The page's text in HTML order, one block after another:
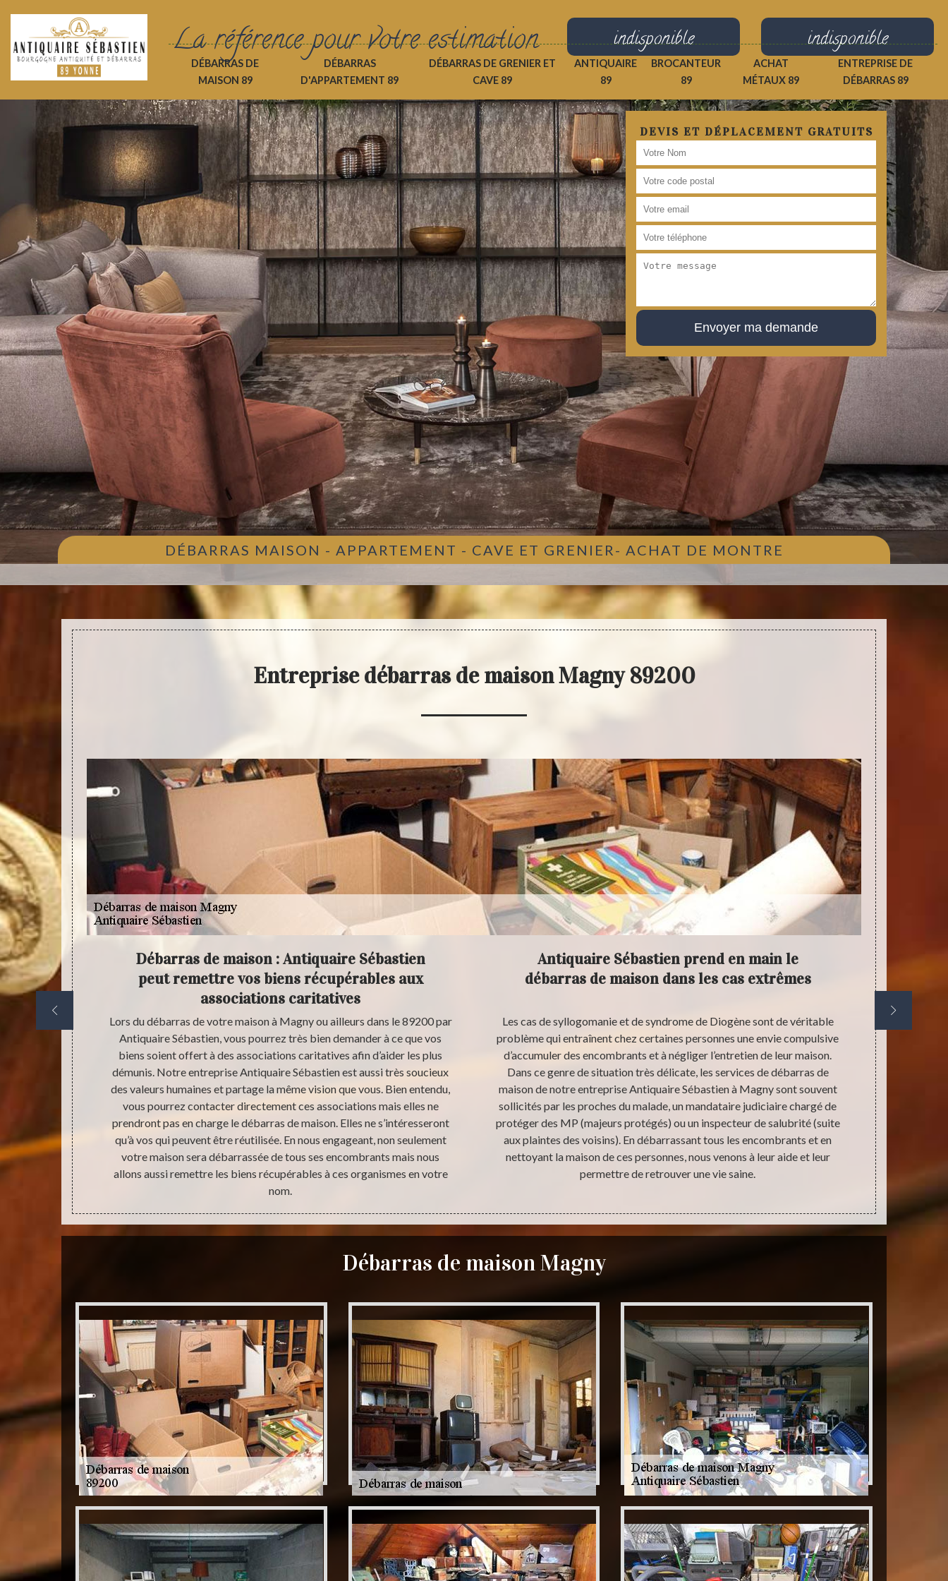
La référence pour votre estimation indisponible indisponible
DÉBARRAS DE
MAISON 89
DÉBARRAS
D'APPARTEMENT 89
DÉBARRAS DE GRENIER ET
CAVE 89
ANTIQUAIRE
89
BROCANTEUR
89
ACHAT
MÉTAUX 89
ENTREPRISE DE
DÉBARRAS 89
DEVIS ET DÉPLACEMENT GRATUITS
DÉBARRAS MAISON - APPARTEMENT - CAVE ET GRENIER- ACHAT DE MONTRE
Entreprise débarras de maison Magny 89200
un
plus
vous
mettre en
Débarras de maison : Antiquaire Sébastien
peut remettre vos biens récupérables aux
associations caritatives
Lors du débarras de votre maison à Magny ou ailleurs dans le 89200 par
Antiquaire Sébastien, vous pourrez très bien demander à ce que vos
biens soient offert à des associations caritatives afin d’aider les plus
démunis. Notre entreprise Antiquaire Sébastien est aussi très soucieux
des valeurs humaines et partage la même vision que vous. Bien entendu,
vous pourrez contacter directement ces associations mais elles ne
prendront pas en charge le débarras de maison. Elles ne s’intéresseront
qu’à vos qui peuvent être réutilisée. En nous engageant, non seulement
votre maison sera débarrassée de tous ses encombrants mais nous
allons aussi remettre les biens récupérables à ces organismes en votre
nom.
Antiquaire Sébastien prend en main le
débarras de maison dans les cas extrêmes
Les cas de syllogomanie et de syndrome de Diogène sont de véritable
problème qui entraînent chez certaines personnes une envie compulsive
d’accumuler des encombrants et à négliger l’entretien de leur maison.
Dans ce genre de situation très délicate, les services de débarras de
maison de notre entreprise Antiquaire Sébastien à Magny sont souvent
sollicités par les proches du malade, un mandataire judiciaire chargé de
protéger des MP (majeurs protégés) ou un inspecteur de salubrité (suite
aux plaintes des voisins). En débarrassant tous les encombrants et en
nettoyant la maison de ces personnes, nous venons à leur aide et leur
permettre de retrouver une vie saine.
Débarras de maison Magny